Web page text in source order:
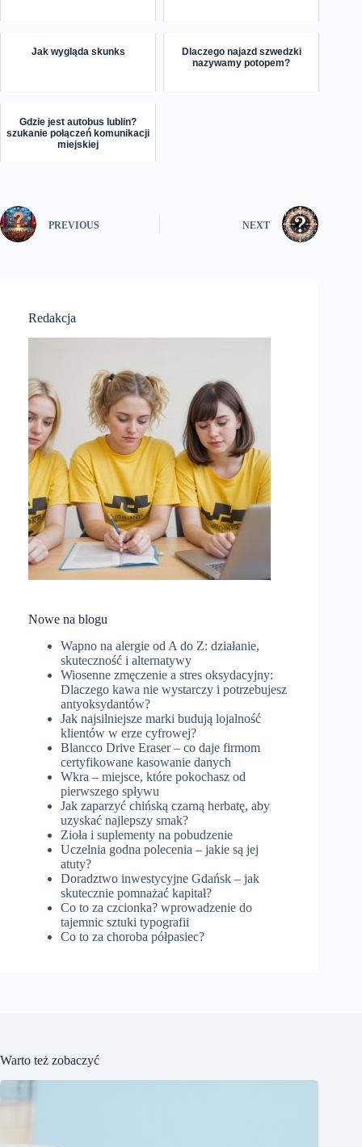
Jak wygląda skunks
Dlaczego najazd szwedzki
nazywamy potopem?
Gdzie jest autobus lublin?
szukanie połączeń komunikacji
miejskiej
PREVIOUS NEXT
Redakcja
Nowe na blogu
Wapno na alergie od A do Z: działanie,
skuteczność i alternatywy
Wiosenne zmęczenie a stres oksydacyjny:
Dlaczego kawa nie wystarczy i potrzebujesz
antyoksydantów?
Jak najsilniejsze marki budują lojalność
klientów w erze cyfrowej?
Blancco Drive Eraser – co daje firmom
certyfikowane kasowanie danych
Wkra – miejsce, które pokochasz od
pierwszego spływu
Jak zaparzyć chińską czarną herbatę, aby
uzyskać najlepszy smak?
Zioła i suplementy na pobudzenie
Uczelnia godna polecenia – jakie są jej
atuty?
Doradztwo inwestycyjne Gdańsk – jak
skutecznie pomnażać kapitał?
Co to za czcionka? wprowadzenie do
tajemnic sztuki typografii
Co to za choroba półpasiec?
Warto też zobaczyć